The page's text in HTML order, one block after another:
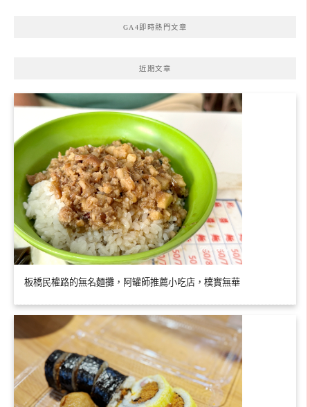
GA4即時熱門文章
近期文章
板橋民權路的無名麵攤，阿罐師推薦小吃店，樸實無華